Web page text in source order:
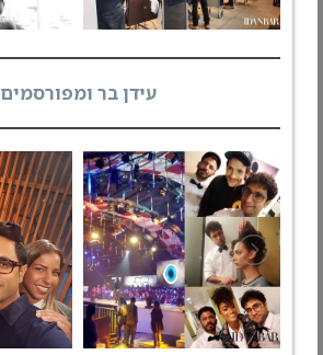
עידן בר ומפורסמים